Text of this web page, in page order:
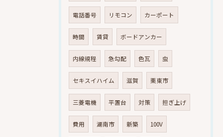
電話番号 リモコン カーポート
時間 賃貸 ボードアンカー
内線規程 急勾配 色瓦 虫
セキスイハイム 滋賀 栗東市
三菱電機 平置台 対策 担ぎ上げ
費用 湖南市 新築 100V